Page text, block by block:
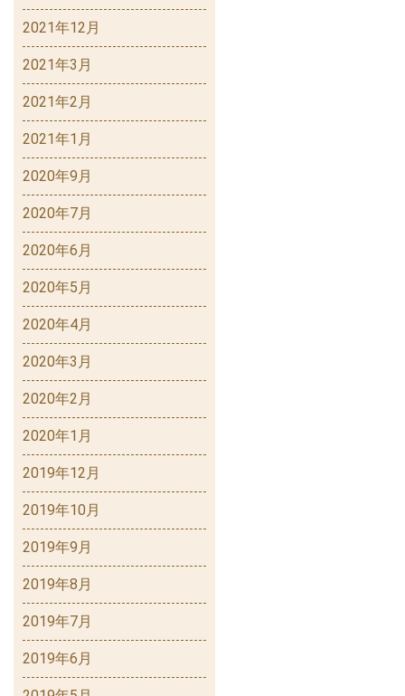
2021年12月
2021年3月
2021年2月
2021年1月
2020年9月
2020年7月
2020年6月
2020年5月
2020年4月
2020年3月
2020年2月
2020年1月
2019年12月
2019年10月
2019年9月
2019年8月
2019年7月
2019年6月